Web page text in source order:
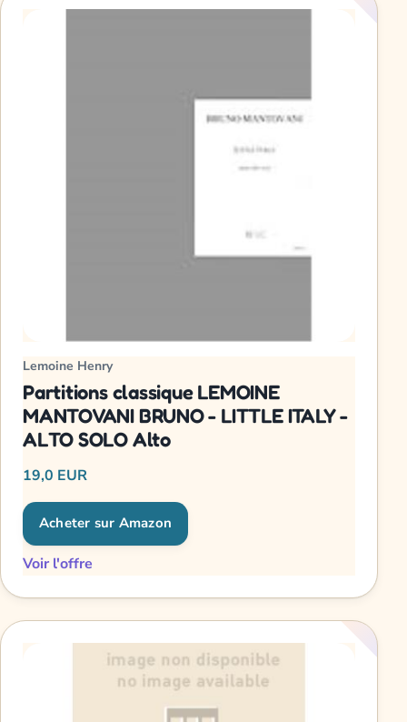
Lemoine Henry
Partitions classique LEMOINE
MANTOVANI BRUNO - LITTLE ITALY -
ALTO SOLO Alto
19,0 EUR
Acheter sur Amazon
Voir l'offre